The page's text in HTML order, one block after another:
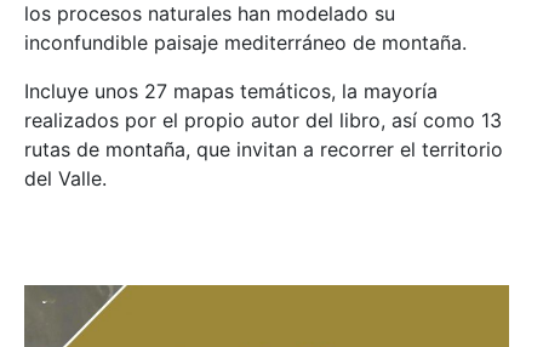
los procesos naturales han modelado su
inconfundible paisaje mediterráneo de montaña.
Incluye unos 27 mapas temáticos, la mayoría
realizados por el propio autor del libro, así como 13
rutas de montaña, que invitan a recorrer el territorio
del Valle.